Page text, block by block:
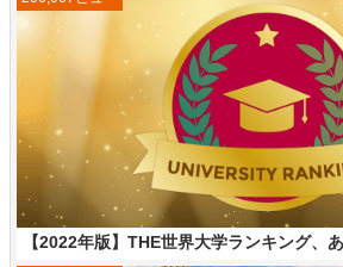
【2022年版】THE世界大学ランキング、